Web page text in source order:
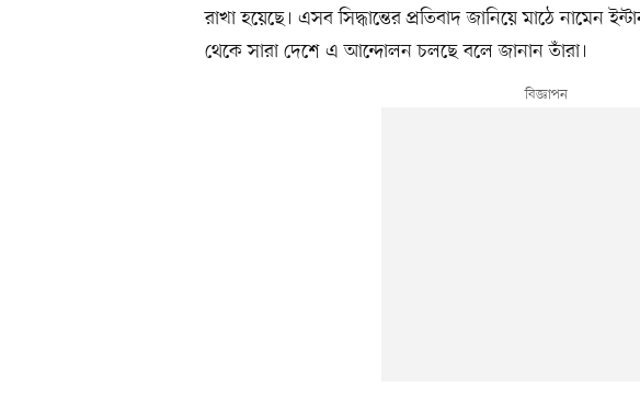
রাখা হয়েছে। এসব সিদ্ধান্তের প্রতিবাদ জানিয়ে মাঠে নামেন
থেকে সারা দেশে এ আন্দোলন চলছে বলে জানান তাঁরা।